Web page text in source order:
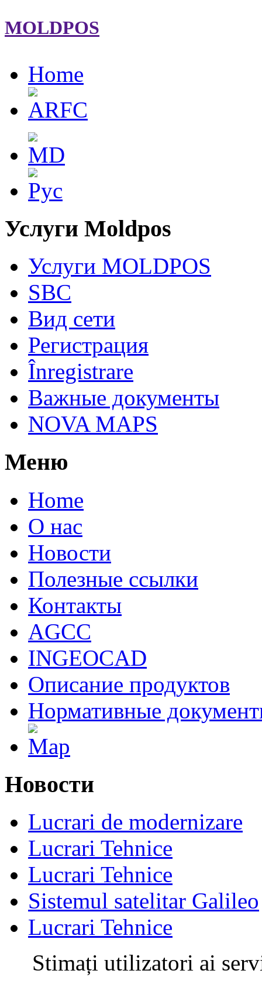
MOLDPOS
Home
Услуги Moldpos
Услуги MOLDPOS
SBC
Вид cети
Регистрация
Înregistrare
Важные документы
NOVA MAPS
Меню
Home
О нас
Новости
Полезные ссылки
Контакты
AGCC
INGEOCAD
Описание продуктов
Нормативные
Новости
Lucrari de modernizare
Lucrari Tehnice
Lucrari Tehnice
Sistemul satelitar Galileo
Lucrari Tehnice
Stimați utilizatori ai